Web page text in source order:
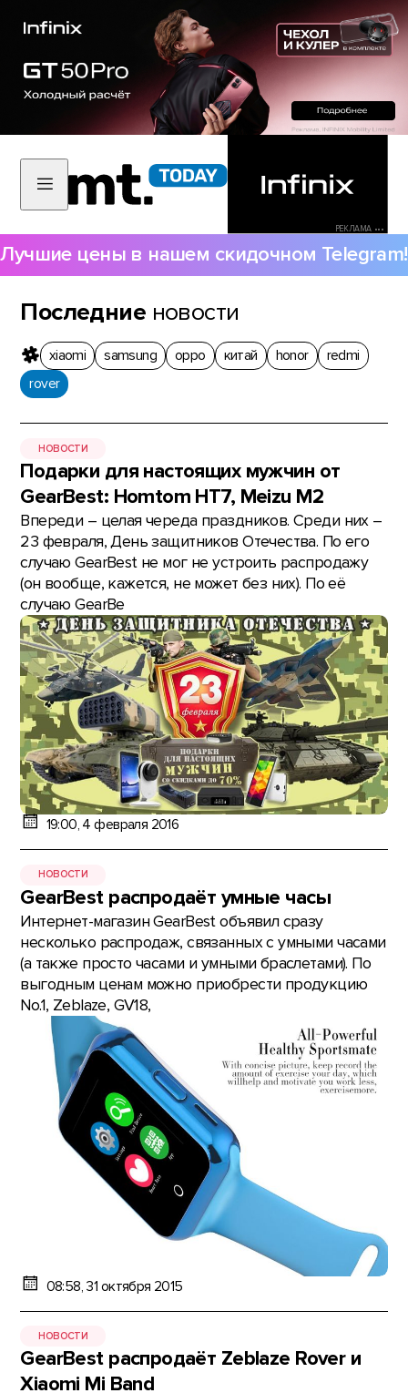
РЕКЛАМА •••
Лучшие цены в нашем скидочном Telegram!
Последние новости
xiaomi samsung oppo китай honor
redmi
rover
НОВОСТИ
Подарки для настоящих мужчин от
GearBest: Homtom HT7, Meizu M2
Впереди – целая череда праздников. Среди них –
23 февраля, День защитников Отечества. По его
случаю GearBest не мог не устроить распродажу
(он вообще, кажется, не может без них). По её
случаю GearBe
19:00, 4 февраля 2016
НОВОСТИ
GearBest распродаёт умные часы
Интернет-магазин GearBest объявил сразу
несколько распродаж, связанных с умными часами
(а также просто часами и умными браслетами). По
выгодным ценам можно приобрести продукцию
No.1, Zeblaze, GV18,
08:58, 31 октября 2015
НОВОСТИ
GearBest распродаёт Zeblaze Rover и
Xiaomi Mi Band